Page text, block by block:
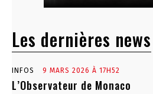
Les dernières news
INFOS 9 MARS 2026 À 17H52
L’Observateur de Monaco